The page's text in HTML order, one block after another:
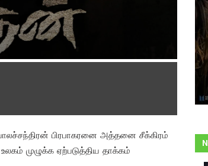
பிரபாகரனை அத்தனை சீக்கிரம்
முழுக்க ஏற்படுத்திய தாக்கம்